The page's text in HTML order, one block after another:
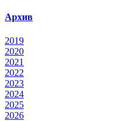
Архив
2019
2020
2021
2022
2023
2024
2025
2026